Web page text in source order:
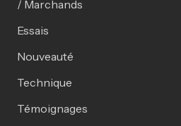
/ Marchands
Essais
Nouveauté
Technique
Témoignages